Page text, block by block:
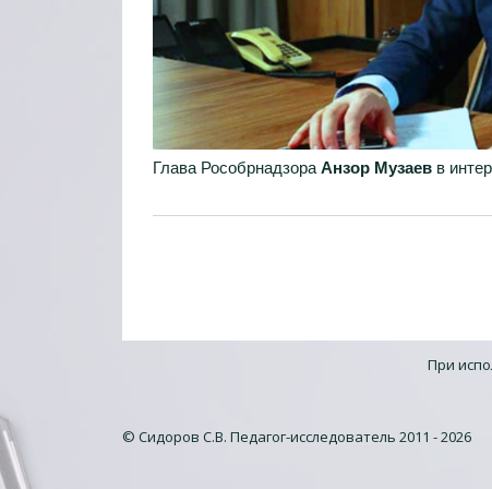
Глава Рособрнадзора Анзор Музаев в
При
© Сидоров С.В. Педагог-исследователь 2011 - 2026